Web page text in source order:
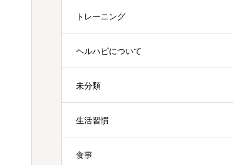
ー
トレーニング
ヘルハピについて
未分類
生活習慣
食事